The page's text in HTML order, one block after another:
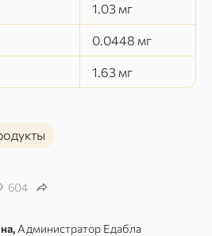
1.03 мг
0.0448 мг
1.63 мг
604
Администратор Едабла